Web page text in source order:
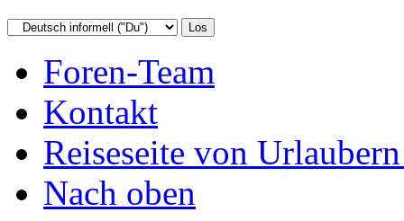
Foren-Team
Kontakt
Reiseseite von
Nach oben